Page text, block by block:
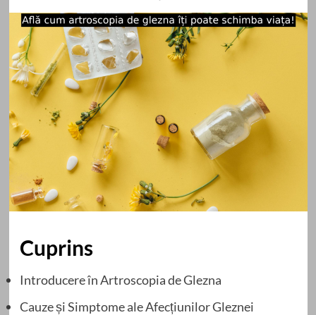
Cuprins
Introducere în Artroscopia de Glezna
Cauze și Simptome ale Afecțiunilor Gleznei